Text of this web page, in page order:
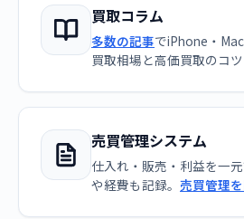
買取コラム
多数の記事でiPhone・
買取相場と高価買取のコツ
売買管理システム
仕入れ・販売・利益を一
や経費も記録。 売買管理